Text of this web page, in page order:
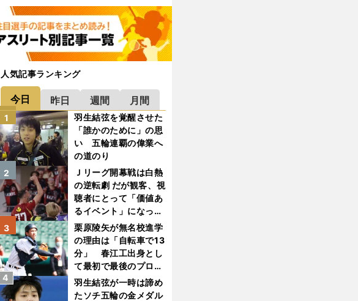
人気記事ランキング
今日 昨日 週間 月間
羽生結弦を覚醒させた
「誰かのために」の思
い 五輪連覇の偉業へ
の道のり
1
Ｊリーグ開幕戦は白熱
の逆転劇 だが観客、視
聴者にとって「価値あ
るイベント」になって
いたか
2
栗原陵矢が無名校進学
の理由は「自転車で13
分」 春江工出身とし
て最初で最後のプロ野
球選手となった
3
羽生結弦が一時は諦め
たソチ五輪の金メダル
4